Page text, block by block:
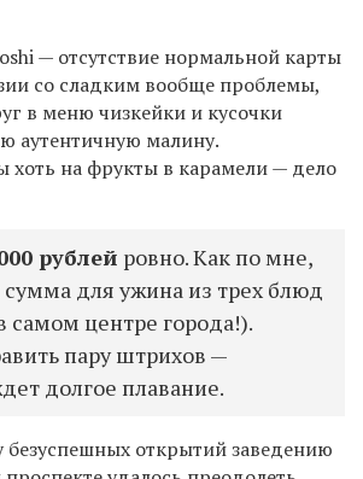
— отсутствие нормальной карты
со сладким вообще проблемы,
в меню чизкейки и кусочки
аутентичную малину.
хоть на фрукты в карамели — дело
рублей ровно. Как по мне,
сумма для ужина из трех блюд
самом центре города!).
пару штрихов —
долгое плавание.
безуспешных открытий заведению